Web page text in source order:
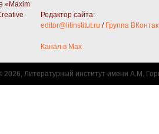
«Maxim
Редактор сайта:
editor@litinstitut.ru / Группа
Канал в Max
2026, Литературный институт имени А.М.